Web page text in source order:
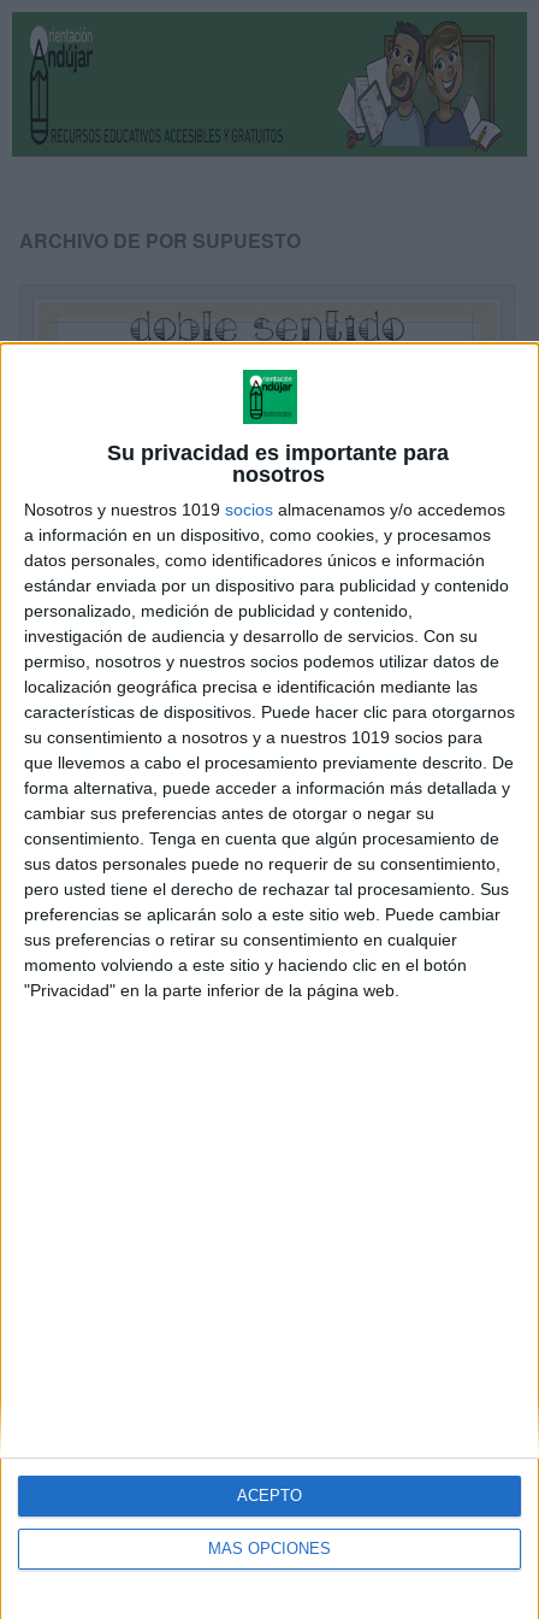
Su privacidad es importante para
nosotros
Nosotros y nuestros 1019 socios almacenamos y/o accedemos
a información en un dispositivo, como cookies, y procesamos
datos personales, como identificadores únicos e información
estándar enviada por un dispositivo para publicidad y contenido
personalizado, medición de publicidad y contenido,
investigación de audiencia y desarrollo de servicios. Con su
permiso, nosotros y nuestros socios podemos utilizar datos de
localización geográfica precisa e identificación mediante las
características de dispositivos. Puede hacer clic para otorgarnos
su consentimiento a nosotros y a nuestros 1019 socios para
que llevemos a cabo el procesamiento previamente descrito. De
forma alternativa, puede acceder a información más detallada y
cambiar sus preferencias antes de otorgar o negar su
consentimiento. Tenga en cuenta que algún procesamiento de
sus datos personales puede no requerir de su consentimiento,
pero usted tiene el derecho de rechazar tal procesamiento. Sus
preferencias se aplicarán solo a este sitio web. Puede cambiar
sus preferencias o retirar su consentimiento en cualquier
momento volviendo a este sitio y haciendo clic en el botón
"Privacidad" en la parte inferior de la página web.
MÁS OPCIONES
ACEPTO
ARCHIVO DE POR SUPUESTO
Tarjetas para trabajar los dobles sentidos
especial alumnos TEA
Publicado el 8 mayo, 2023
Hoy os traigo una entrada con un material para
trabajar el doble sentido, sobre todo en alumn@s TEA.
Ha sido una petición de las que he recibido y me ha
[…]
SEGUIR LEYENDO